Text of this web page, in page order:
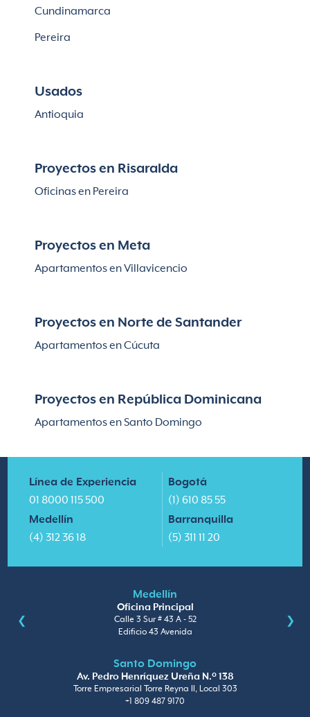
Cundinamarca
Pereira
Usados
Antioquia
Proyectos en Risaralda
Oficinas en Pereira
Proyectos en Meta
Apartamentos en Villavicencio
Proyectos en Norte de Santander
Apartamentos en Cúcuta
Proyectos en República Dominicana
Apartamentos en Santo Domingo
Línea de Experiencia
01 8000 115 500
Medellín
(4) 312 36 18
Bogotá
(1) 610 85 55
Barranquilla
(5) 311 11 20
Medellín
Oficina Principal
Calle 3 Sur # 43 A - 52
Edificio 43 Avenida
Santo Domingo
Av. Pedro Henríquez Ureña N.º 138
Torre Empresarial Torre Reyna II, Local 303
+1 809 487 9170